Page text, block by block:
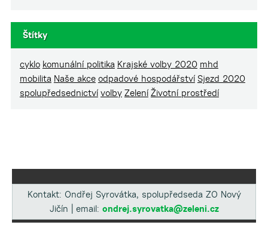
Štítky
cyklo komunální politika Krajské volby 2020 mhd
mobilita Naše akce odpadové hospodářství Sjezd 2020
spolupředsednictví volby Zelení Životní prostředí
Kontakt: Ondřej Syrovátka, spolupředseda ZO Nový
Jičín | email: ondrej.syrovatka@zeleni.cz